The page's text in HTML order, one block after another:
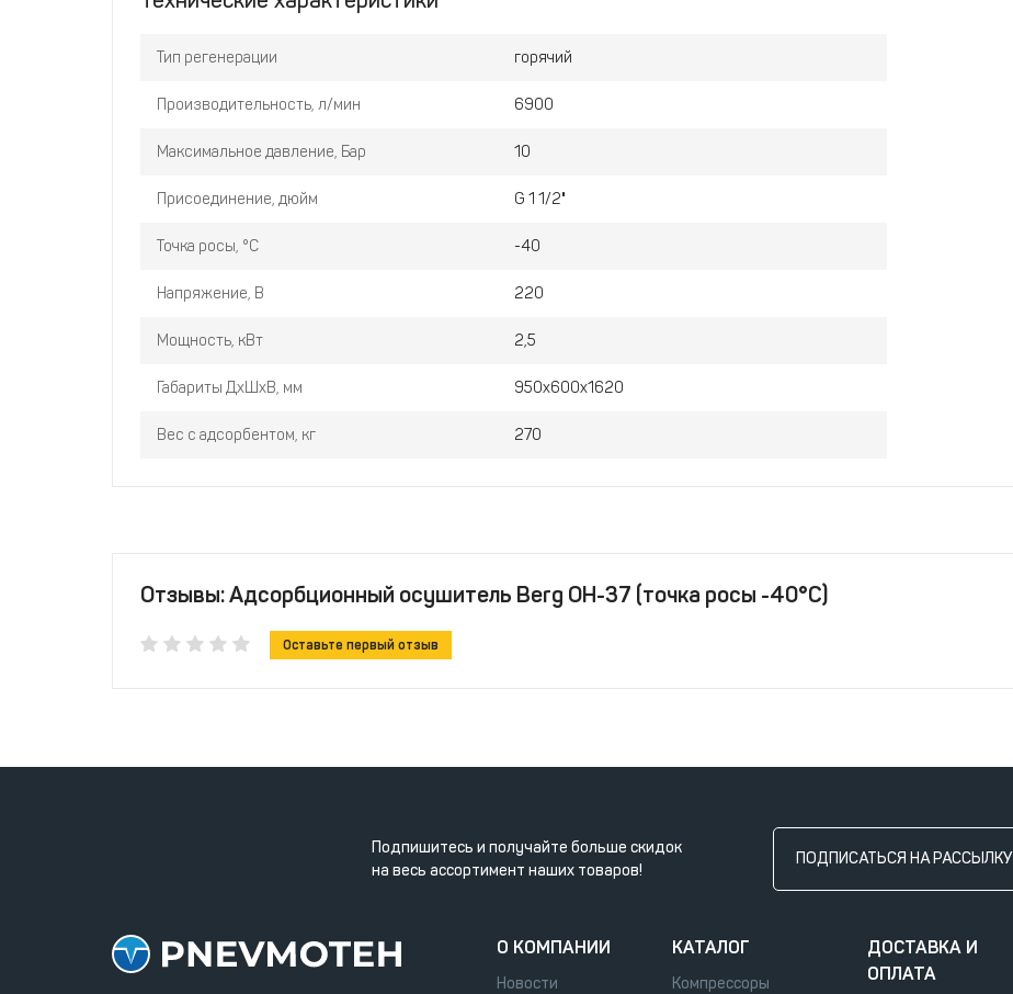
Тип регенерации горячий
Производительность, л/мин 6900
Максимальное давление, Бар 10
Присоединение, дюйм G 1 1/2"
Точка росы, °С -40
Напряжение, В 220
Мощность, кВт 2,5
Габариты ДхШхВ, мм 950х600х1620
Вес с адсорбентом, кг 270
Отзывы: Адсорбционный осушитель Berg ОН-37 (точка росы -40°С)
Оставьте первый отзыв
Подпишитесь и получайте больше скидок
на весь ассортимент наших товаров!
ПОДПИСАТЬСЯ НА РАССЫЛКУ
О КОМПАНИИ
Новости
КАТАЛОГ
Компрессоры
ДОСТАВКА И
ОПЛАТА